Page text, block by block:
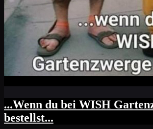
...Wenn du bei WISH
bestellst...